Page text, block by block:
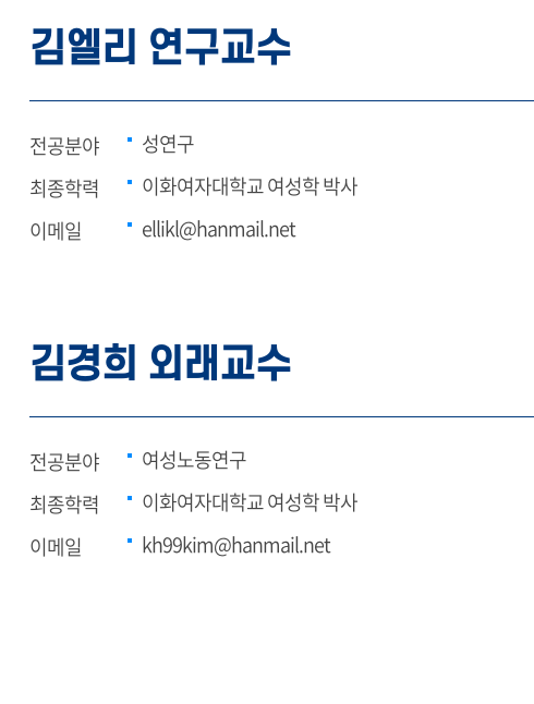
김엘리 연구교수
전공분야
성연구
최종학력
이화여자대학교 여성학 박사
이메일
ellikl@hanmail.net
김경희 외래교수
전공분야
여성노동연구
최종학력
이화여자대학교 여성학 박사
이메일
kh99kim@hanmail.net